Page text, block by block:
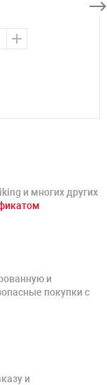
и многих других
и
покупки с
и